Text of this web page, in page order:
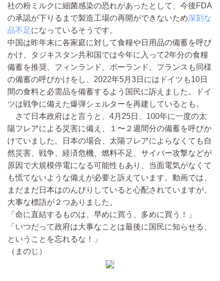
社の粉ミルクに細菌感染の恐れがあったとして、今後FDA
の承認が下りるまで製造工場の再開ができないため深刻な
品不足になっているそうです。
中国は昨年末に各家庭に対して食糧や日用品の備蓄を呼び
かけ、タジキスタン共和国では今年に入って2年分の食糧
備蓄を推奨、フィンランド、ポーランド、フランスも同様
の備蓄の呼びかけをし、2022年5月3日にはドイツも10日
間の食料と必需品を備蓄するよう国民に訴えました。ドイ
ツは戦争に備えた爆弾シェルターを再建しているとも。
さて日本政府はと言うと、4月25日、100年に一度の太
陽フレアによる災害に備え、１〜２週間分の備蓄を呼びか
けていました。日本の場合、太陽フレアによらなくても自
然災害、戦争、経済危機、燃料不足、サイバー攻撃などが
原因で大規模停電になる可能性もあり、当面電気がなくて
も慌てないような備えが必要と訴えています。動画では、
まだまだ日本はのんびりしていると心配されていますが、
大事な標語が２つありました。
「命に直結するものは、早めに買う、多めに買う！」
「いつだって政府は大事なことは最後に国民に知らせる、
ということを忘れるな！」
（まのじ）